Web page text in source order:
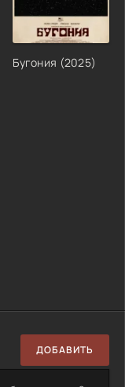
Бугония (2025)
ДОБАВИТЬ